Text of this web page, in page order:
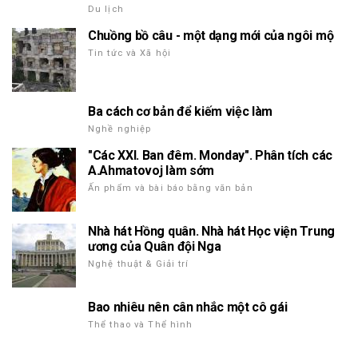
Du lịch
Chuồng bồ câu - một dạng mới của ngôi mộ
Tin tức và Xã hội
Ba cách cơ bản để kiếm việc làm
Nghề nghiệp
"Các XXI. Ban đêm. Monday". Phân tích các
A.Ahmatovoj làm sớm
Ấn phẩm và bài báo bằng văn bản
Nhà hát Hồng quân. Nhà hát Học viện Trung
ương của Quân đội Nga
Nghệ thuật & Giải trí
Bao nhiêu nên cân nhắc một cô gái
Thể thao và Thể hình